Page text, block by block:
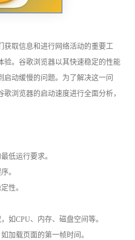
获取信息和进行网络活动的重要工
验。谷歌浏览器以其快速稳定的性能
动缓慢的问题。为了解决这一问
浏览器的启动速度进行全面分析，
低运行要求。
。
性。
如CPU、内存、磁盘空间等。
加载页面的第一帧时间。